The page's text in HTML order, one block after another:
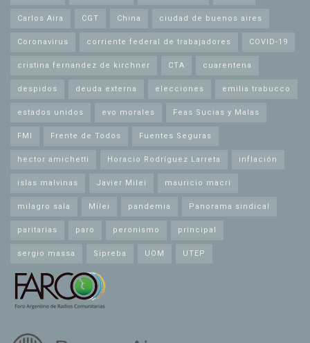
Carlos Aira CGT China ciudad de buenos aires
Coronavirus corriente federal de trabajadores COVID-19
cristina fernandez de kirchner CTA cuarentena
despidos deuda externa elecciones emilia trabucco
estados unidos evo morales Feas Sucias y Malas
FMI Frente de Todos Fuentes Seguras
hector amichetti Horacio Rodríguez Larreta inflación
islas malvinas Javier Milei mauricio macri
milagro sala Milei pandemia Panorama sindical
paritarias paro peronismo principal
sergio massa Sipreba UOM UTEP